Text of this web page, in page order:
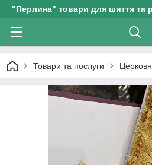
"Перлина" товари для шиття та
Товари та послуги